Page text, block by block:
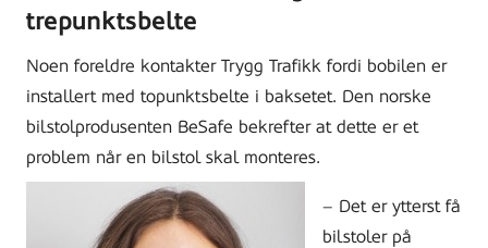
trepunktsbelte
Noen foreldre kontakter Trygg Trafikk fordi bobilen er
installert med topunktsbelte i baksetet. Den norske
bilstolprodusenten BeSafe bekrefter at dette er et
problem når en bilstol skal monteres.
– Det er ytterst få
bilstoler på